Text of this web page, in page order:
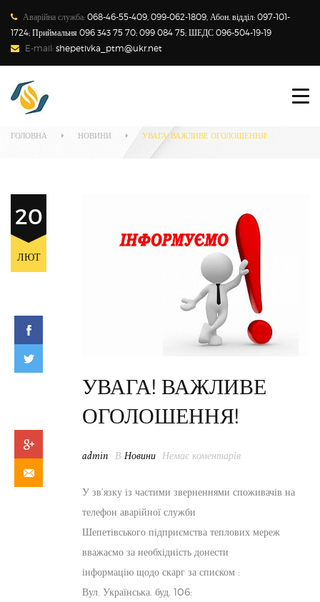
Аварійна служба: 068-46-55-409, 099-062-1809, Абон. відділ: 097-101-
1724; Приймальня 096 343 75 70; 099 084 75; ШЕДС 096-504-19-19
E-mail: shepetivka_ptm@ukr.net
СПОЖИВАЧАМ
НОВИНИ
ЗАКОНОДАВСТВО
ТЕХНІЧНИЙ МЕНЕДЖМЕНТ
Наші новини
ГОЛОВНА НОВИНИ УВАГА! ВАЖЛИВЕ ОГОЛОШЕННЯ!
20
ЛЮТ
УВАГА! ВАЖЛИВЕ
ОГОЛОШЕННЯ!
admin В Новини Немає коментарів
У зв’язку із частими зверненнями споживачів на
телефон аварійної служби
Шепетівського підприємства теплових мереж
вважаємо за необхідність донести
інформацію щодо скарг за списком :
Вул. Українська. буд. 106: